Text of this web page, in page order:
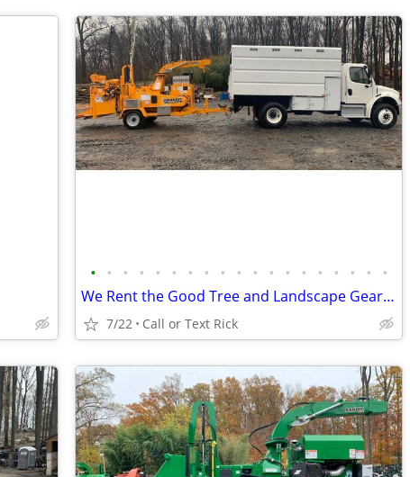
• • • • • • • • • • • • • • • • • • •
We Rent the Good Tree and Landscape Gear NO ONE Else Does
7/22 Call or Text Rick